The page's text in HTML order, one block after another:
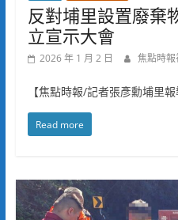
反對埔里設置廢
立宣示大會
2026 年 1 月 2 日 焦點時報
【焦點時報/記者張彥勳埔里
Read more